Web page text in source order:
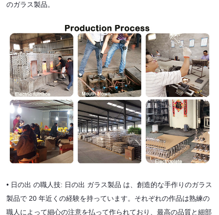
のガラス製品。
• 日の出 の職人技: 日の出 ガラス製品 は、創造的な手作りのガラス
製品で 20 年近くの経験を持っています。それぞれの作品は熟練の
職人によって細心の注意を払って作られており、最高の品質と細部